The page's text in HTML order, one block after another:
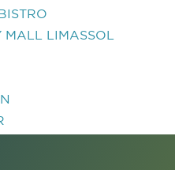
LIMASSOL